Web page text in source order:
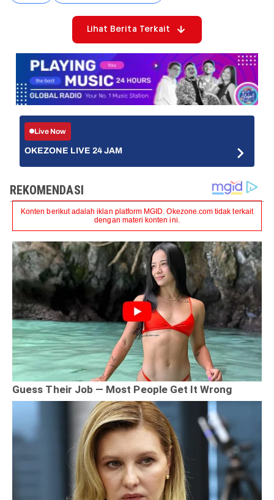
Lihat Berita Terkait
Live Now
OKEZONE LIVE 24 JAM